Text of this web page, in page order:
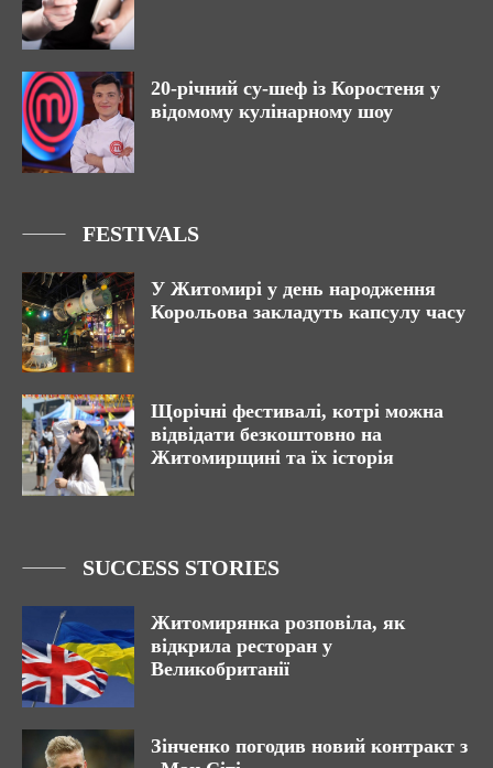
20-річний су-шеф із Коростеня у
відомому кулінарному шоу
FESTIVALS
У Житомирі у день народження
Корольова закладуть капсулу часу
Щорічні фестивалі, котрі можна
відвідати безкоштовно на
Житомирщині та їх історія
SUCCESS STORIES
Житомирянка розповіла, як
відкрила ресторан у
Великобританії
Зінченко погодив новий контракт з